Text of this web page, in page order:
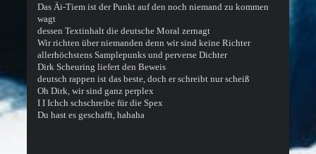
Das Äi-Tiem ist der Punkt auf den noch niemand zu kommen
wagt
dessen Textinhalt die deutsche Moral zernagt
Wir richten über niemanden denn wir sind keine Richter
allerhöchstens Samplepunks und perverse Dichter
Dirk Scheuring liefert den Beweis
deutsch rappen ist das beste, doch er schreibt nur scheiß
Oh Dirk, wir sind ganz perplex
I I Ichch schschreibe für die Spex
Du hast es geschafft, hahaha